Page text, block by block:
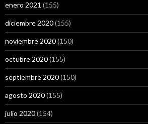
enero 2021 (155)
diciembre 2020(155)
noviembre 2020(150)
octubre 2020(155)
septiembre 2020(150)
agosto 2020(155)
julio 2020(154)